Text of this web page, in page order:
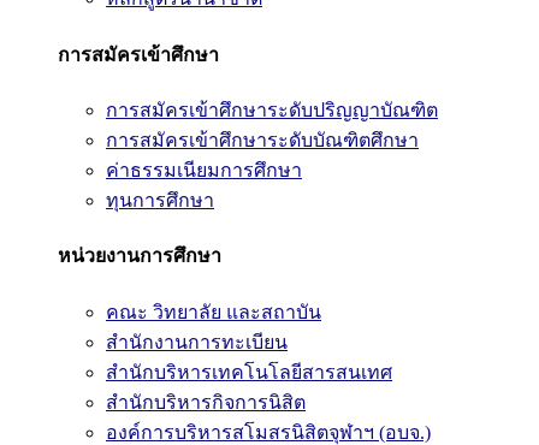
การสมัครเข้าศึกษา
การสมัครเข้าศึกษาระดับปริญญาบัณฑิต
การสมัครเข้าศึกษาระดับบัณฑิตศึกษา
ค่าธรรมเนียมการศึกษา
ทุนการศึกษา
หน่วยงานการศึกษา
คณะ วิทยาลัย และสถาบัน
สำนักงานการทะเบียน
สำนักบริหารเทคโนโลยีสารสนเทศ
สำนักบริหารกิจการนิสิต
องค์การบริหารสโมสรนิสิตจุฬาฯ (อบจ.)